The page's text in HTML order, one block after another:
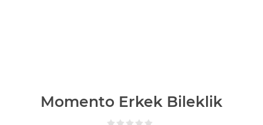
Momento Erkek Bileklik